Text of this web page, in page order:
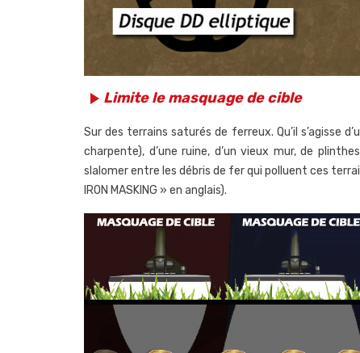
play_arrow Limite le masquage de cible
Sur des terrains saturés de ferreux. Qu’il s’agisse
charpente), d’une ruine, d’un vieux mur, de
slalomer entre les débris de fer qui polluent ces
IRON MASKING » en anglais).